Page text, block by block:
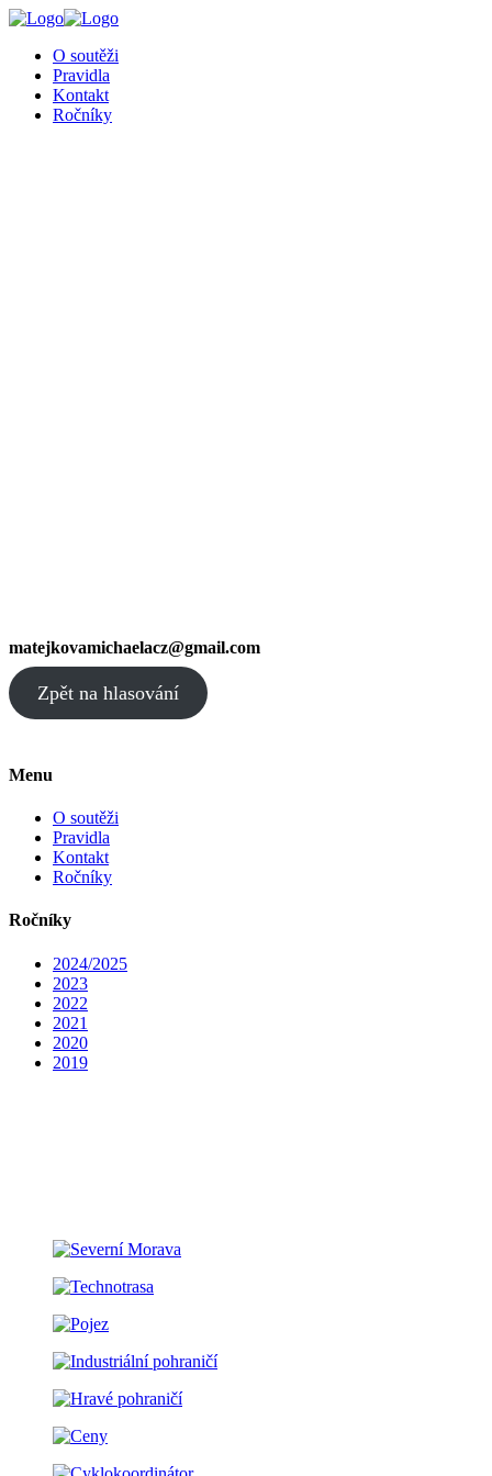
O soutěži
Pravidla
Kontakt
Ročníky
matejkovamichaelacz@gmail.com
Zpět na hlasování
Menu
O soutěži
Pravidla
Kontakt
Ročníky
Ročníky
2024/2025
2023
2022
2021
2020
2019